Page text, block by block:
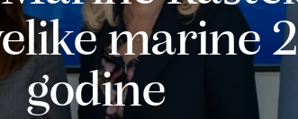
marine
godine